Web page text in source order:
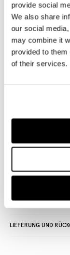
provide social
We also share
our social
may combine it
provided to
of their services.
LÄNGE AUSWÄHLEN:
30
Lieferung in 3-5
LIEFERUNG UND